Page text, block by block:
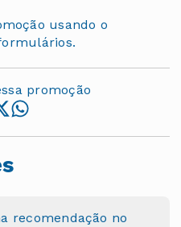
usando o
promoção
recomendação no